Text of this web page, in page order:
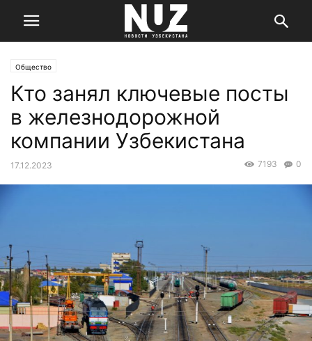
Общество
Кто занял ключевые посты
в железнодорожной
компании Узбекистана
17.12.2023 0
7193